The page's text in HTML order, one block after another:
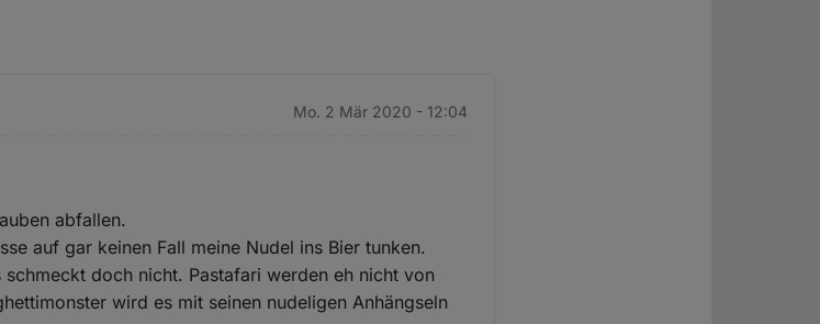
Mo. 2 Mär 2020 - 12:04
abfallen.
auf gar keinen Fall meine Nudel ins Bier tunken.
doch nicht. Pastafari werden eh nicht von
wird es mit seinen nudeligen Anhängseln